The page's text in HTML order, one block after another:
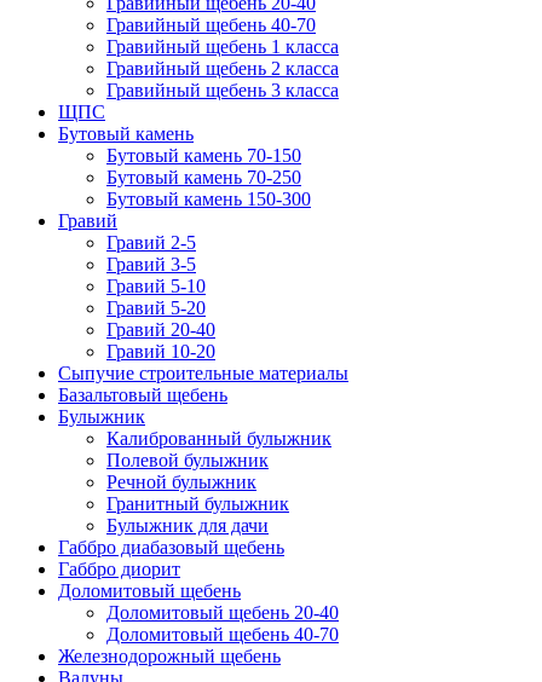
Гравийный щебень 40-70
Гравийный щебень 1 класса
Гравийный щебень 2 класса
Гравийный щебень 3 класса
ЩПС
Бутовый камень
Бутовый камень 70-150
Бутовый камень 70-250
Бутовый камень 150-300
Гравий
Гравий 2-5
Гравий 3-5
Гравий 5-10
Гравий 5-20
Гравий 20-40
Гравий 10-20
Сыпучие строительные материалы
Базальтовый щебень
Булыжник
Калиброванный булыжник
Полевой булыжник
Речной булыжник
Гранитный булыжник
Булыжник для дачи
Габбро диабазовый щебень
Габбро диорит
Доломитовый щебень
Доломитовый щебень 20-40
Доломитовый щебень 40-70
Железнодорожный щебень
Валуны